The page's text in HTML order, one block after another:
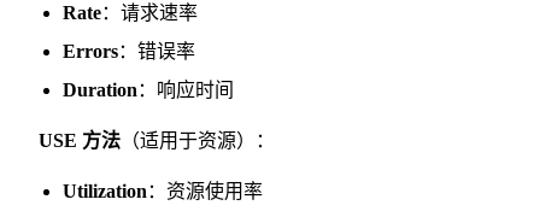
Rate：请求速率
Errors：错误率
Duration ：响应时间
USE 方法 （适用于资源）：
Utilization ：资源使用率